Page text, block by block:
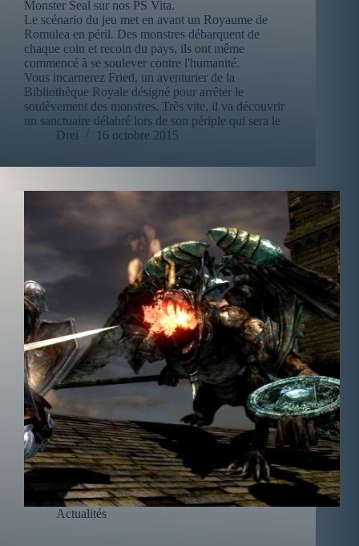
Monster Seal sur nos PS Vita.
Le scénario du jeu met en avant un Royaume de
Romulea en péril. Des monstres débarquent de
chaque coin et recoin du pays, ils ont même
commencé à se soulever contre l'humanité.
Vous incarnerez Fried, un aventurier de la
Bibliothèque Royale désigné pour arrêter le
soulèvement des monstres. Très vite, il va découvrir
un sanctuaire délabré lors de son périple qui sera le
Drei
16 octobre 2015
Actualités